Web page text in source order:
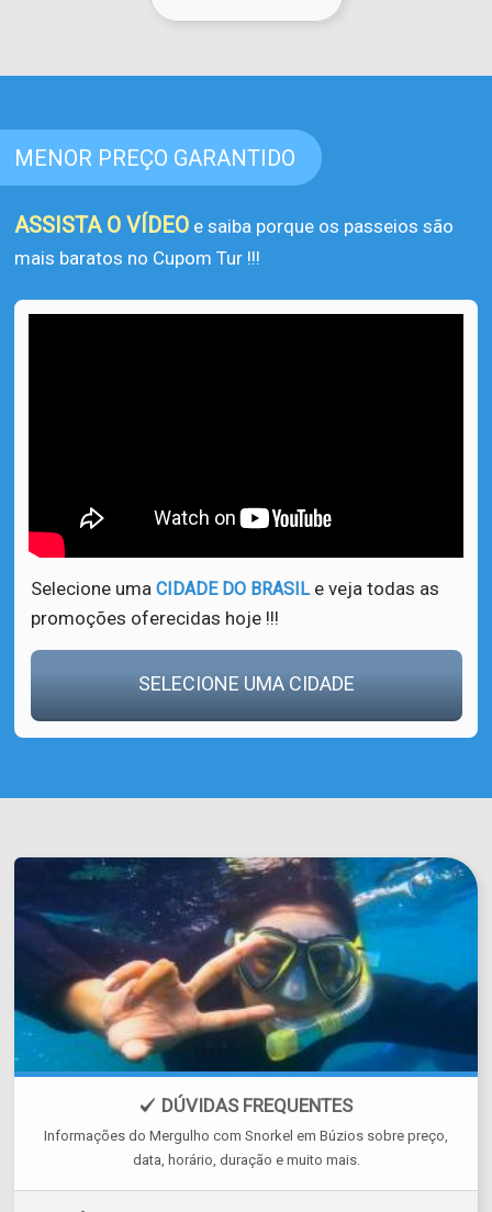
MENOR PREÇO GARANTIDO
ASSISTA O VÍDEO e saiba porque os passeios são
mais baratos no Cupom Tur !!!
Selecione uma CIDADE DO BRASILe veja todas as
promoções oferecidas hoje !!!
SELECIONE UMA CIDADE
DÚVIDAS FREQUENTES
Informações do Mergulho com Snorkel em Búzios sobre preço,
data, horário, duração e muito mais.